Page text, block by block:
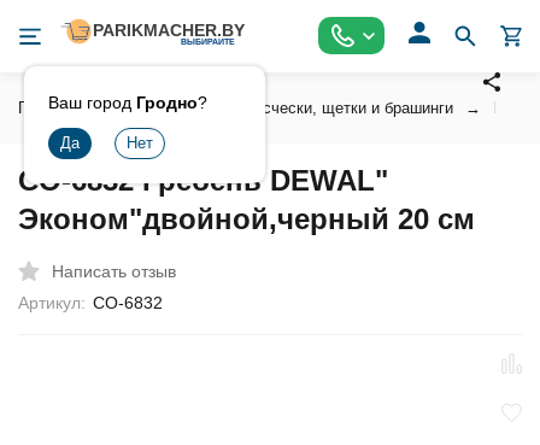
Ваш город Гродно?
Главная Инструмент Расчески, щетки и брашинги
CO-6832 Гребень DEWAL"
Эконом"двойной,черный 20 см
Написать отзыв
Артикул: CO-6832